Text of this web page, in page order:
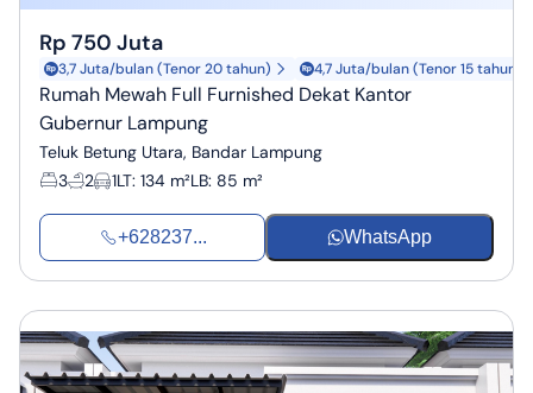
Rp 750 Juta
3,7 Juta/bulan (Tenor 20 tahun) 4,7 Juta/bulan (Tenor 15 tahun)
Rumah Mewah Full Furnished Dekat Kantor
Gubernur Lampung
Teluk Betung Utara, Bandar Lampung
3
2 1LT: 134 m²LB: 85 m²
+628237... WhatsApp